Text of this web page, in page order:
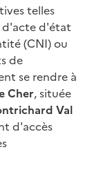
telles
d'acte d'état
(CNI) ou
de
se rendre à
Cher, située
Val
d'accès